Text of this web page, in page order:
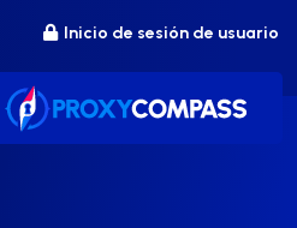
Inicio de sesión de usuario